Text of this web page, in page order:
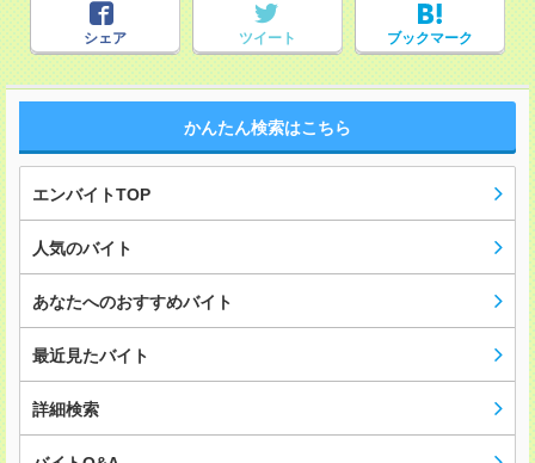
シェア ツイート ブックマーク
かんたん検索はこちら
エンバイトTOP
人気のバイト
あなたへのおすすめバイト
最近見たバイト
詳細検索